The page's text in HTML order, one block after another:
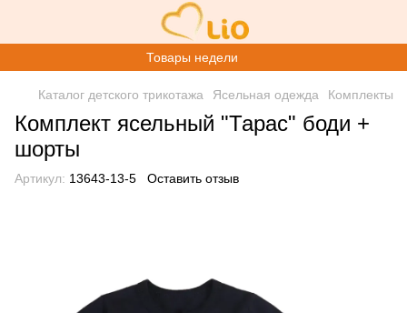
Товары недели
Каталог детского трикотажа Ясельная одежда Комплекты
Комплект ясельный "Тарас" боди +
шорты
Артикул: 13643-13-5 Оставить отзыв